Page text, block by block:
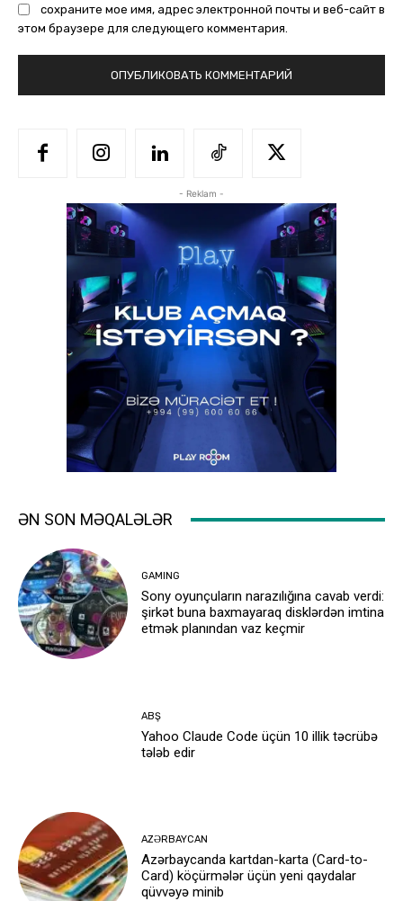
сохраните мое имя, адрес электронной почты и веб-сайт в
этом браузере для следующего комментария.
- Reklam -
ƏN SON MƏQALƏLƏR
GAMING
Sony oyunçuların narazılığına cavab verdi:
şirkət buna baxmayaraq disklərdən imtina
etmək planından vaz keçmir
ABŞ
Yahoo Claude Code üçün 10 illik təcrübə
tələb edir
AZƏRBAYCAN
Azərbaycanda kartdan-karta (Card-to-
Card) köçürmələr üçün yeni qaydalar
qüvvəyə minib